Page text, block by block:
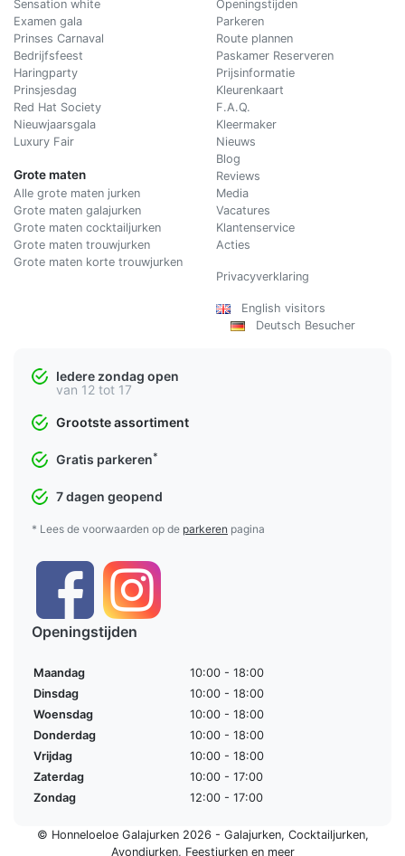
Sensation white
Examen gala
Prinses Carnaval
Bedrijfsfeest
Haringparty
Prinsjesdag
Red Hat Society
Nieuwjaarsgala
Luxury Fair
Grote maten
Alle grote maten jurken
Grote maten galajurken
Grote maten cocktailjurken
Grote maten trouwjurken
Grote maten korte trouwjurken
Openingstijden
Parkeren
Route plannen
Paskamer Reserveren
Prijsinformatie
Kleurenkaart
F.A.Q.
Kleermaker
Nieuws
Blog
Reviews
Media
Vacatures
Klantenservice
Acties
Privacyverklaring
English visitors
Deutsch Besucher
Iedere zondag open
van 12 tot 17
Grootste assortiment
Gratis parkeren*
7 dagen geopend
* Lees de voorwaarden op de parkeren pagina
Openingstijden
Maandag
10:00 - 18:00
Dinsdag
10:00 - 18:00
Woensdag
10:00 - 18:00
Donderdag
10:00 - 18:00
Vrijdag
10:00 - 18:00
Zaterdag
10:00 - 17:00
Zondag
12:00 - 17:00
© Honneloeloe Galajurken 2026 - Galajurken, Cocktailjurken,
Avondjurken, Feestjurkenen meer